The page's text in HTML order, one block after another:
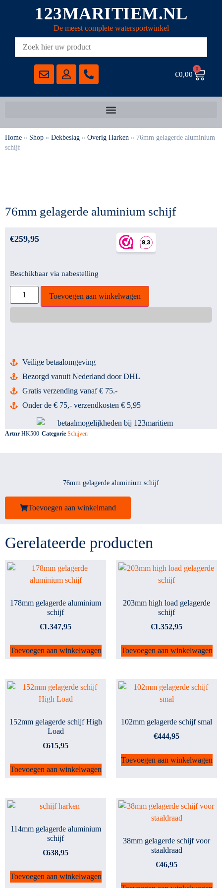
123MARITIEM.NL
De meest complete watersportwinkel
€0,00
0
Home » Shop » Dekbeslag » Overig Harken » 76mm gelagerde aluminium
schijf
76mm gelagerde aluminium schijf
€259,95
Beschikbaar via nabestelling
Toevoegen aan winkelwagen
Veilige betaalomgeving
Bezorgd vanuit Nederland door DHL
Gratis verzending vanaf € 75.-
Onder de € 75,- verzendkosten € 5,95
Artnr HK500 Categorie Schijven
76mm gelagerde aluminium schijf
Toevoegen aan winkelmand
Gerelateerde producten
178mm gelagerde aluminium
schijf
€1.347,95
Toevoegen aan winkelwagen
203mm high load gelagerde
schijf
€1.352,95
Toevoegen aan winkelwagen
152mm gelagerde schijf High
Load
€615,95
Toevoegen aan winkelwagen
102mm gelagerde schijf smal
€444,95
Toevoegen aan winkelwagen
114mm gelagerde aluminium
schijf
€638,95
Toevoegen aan winkelwagen
38mm gelagerde schijf voor
staaldraad
€46,95